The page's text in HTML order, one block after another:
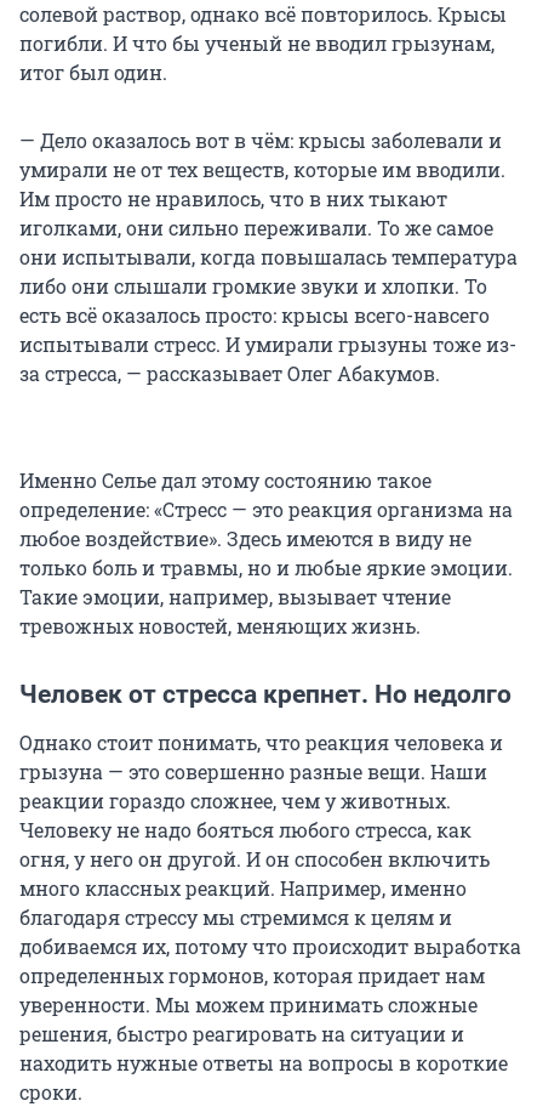
солевой раствор, однако всё повторилось. Крысы
погибли. И что бы ученый не вводил грызунам,
итог был один.
— Дело оказалось вот в чём: крысы заболевали и
умирали не от тех веществ, которые им вводили.
Им просто не нравилось, что в них тыкают
иголками, они сильно переживали. То же самое
они испытывали, когда повышалась температура
либо они слышали громкие звуки и хлопки. То
есть всё оказалось просто: крысы всего-навсего
испытывали стресс. И умирали грызуны тоже из-
за стресса, — рассказывает Олег Абакумов.
Именно Селье дал этому состоянию такое
определение: «Стресс — это реакция организма на
любое воздействие». Здесь имеются в виду не
только боль и травмы, но и любые яркие эмоции.
Такие эмоции, например, вызывает чтение
тревожных новостей, меняющих жизнь.
Человек от стресса крепнет. Но недолго
Однако стоит понимать, что реакция человека и
грызуна — это совершенно разные вещи. Наши
реакции гораздо сложнее, чем у животных.
Человеку не надо бояться любого стресса, как
огня, у него он другой. И он способен включить
много классных реакций. Например, именно
благодаря стрессу мы стремимся к целям и
добиваемся их, потому что происходит выработка
определенных гормонов, которая придает нам
уверенности. Мы можем принимать сложные
решения, быстро реагировать на ситуации и
находить нужные ответы на вопросы в короткие
сроки.